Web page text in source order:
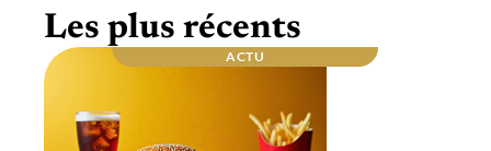
Les plus récents
ACTU